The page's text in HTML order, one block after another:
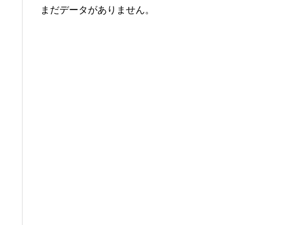
まだデータがありません。